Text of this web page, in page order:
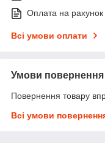
Оплата на рахунок
Всі умови оплати
Умови повернення
Повернення товару
Всі умови